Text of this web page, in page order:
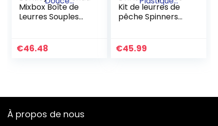
Mixbox Boîte de
Leurres Souples
Carnassiers en Eau
€46.48
Kit de leurres de
pêche Spinners
brochet Leurres
€45.99
À propos de nous